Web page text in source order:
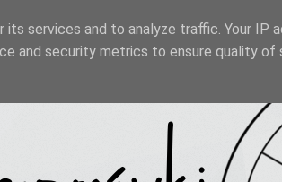
services and to analyze traffic. Your IP
and security metrics to ensure quality of